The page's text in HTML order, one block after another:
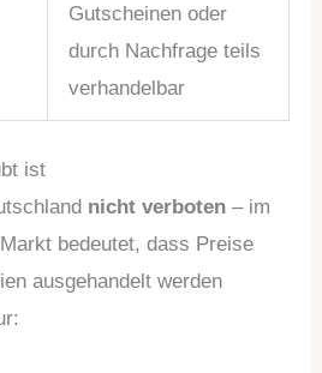
Gutscheinen oder
durch Nachfrage teils
verhandelbar
ist
nicht verboten – im
bedeutet, dass Preise
ausgehandelt werden